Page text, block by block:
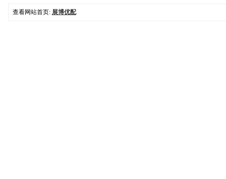
查看网站首页: 展博优配